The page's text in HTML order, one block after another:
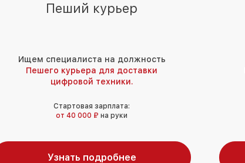
Пеший курьер
Ищем специалиста на должность
Пешего курьера для доставки
цифровой техники.
Стартовая зарплата:
от 40 000 ₽ на руки
Узнать подробнее